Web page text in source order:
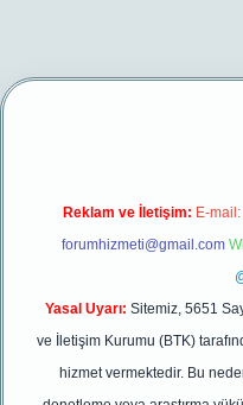
betexper yeni giriş
Reklam ve İletişim: E-mail:
forumhizmeti@gmail.com
Yasal Uyarı: Sitemiz, 5651
ve İletişim Kurumu (BTK)
hizmet vermektedir. Bu